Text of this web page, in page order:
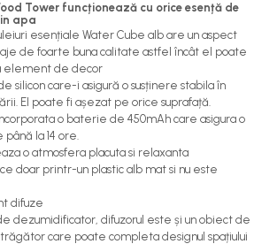
Tower funcționează cu orice esență de
apa
esențiale Water Cube alb are un aspect
de foarte buna calitate astfel încât el poate
element de decor
silicon care-i asigură o susținere stabila în
El poate fi așezat pe orice suprafață.
o baterie de 450mAh care asigura o
la 14 ore.
o atmosfera placuta si relaxanta
doar printr-un plastic alb mat si nu este
difuze
dezumidificator, difuzorul este și un obiect de
care poate completa designul spațiului